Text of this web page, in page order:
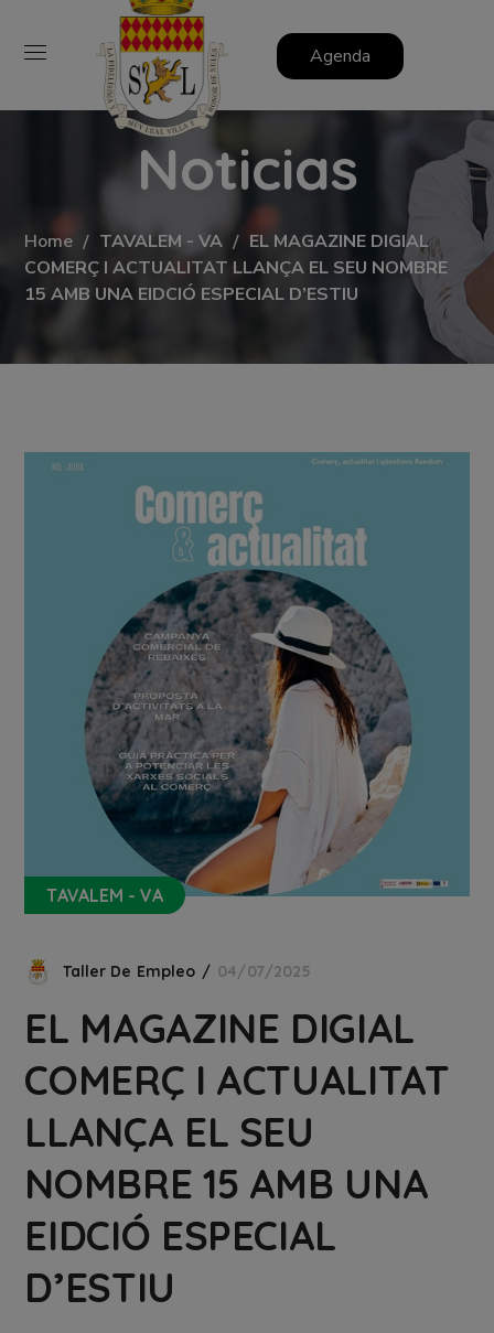
Agenda
Noticias
Home TAVALEM - VA
EL MAGAZINE DIGIAL
COMERÇ I ACTUALITAT LLANÇA EL SEU NOMBRE
15 AMB UNA EIDCIÓ ESPECIAL D’ESTIU
TAVALEM - VA
Taller De Empleo 04/07/2025
EL MAGAZINE DIGIAL
COMERÇ I ACTUALITAT
LLANÇA EL SEU
NOMBRE 15 AMB UNA
EIDCIÓ ESPECIAL
D’ESTIU